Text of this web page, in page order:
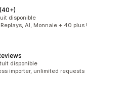
disponible
AI, Monnaie + 40 plus !
disponible
importer, unlimited requests